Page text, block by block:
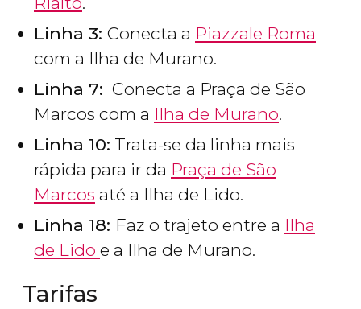
Linha 3: Conecta a Piazzale Roma
com a Ilha de Murano.
Linha 7: Conecta a Praça de São
Marcos com a Ilha de Murano.
Linha 10: Trata-se da linha mais
rápida para ir da Praça de São
Marcos até a Ilha de Lido.
Linha 18: Faz o trajeto entre a Ilha
de Lido e a Ilha de Murano.
Tarifas